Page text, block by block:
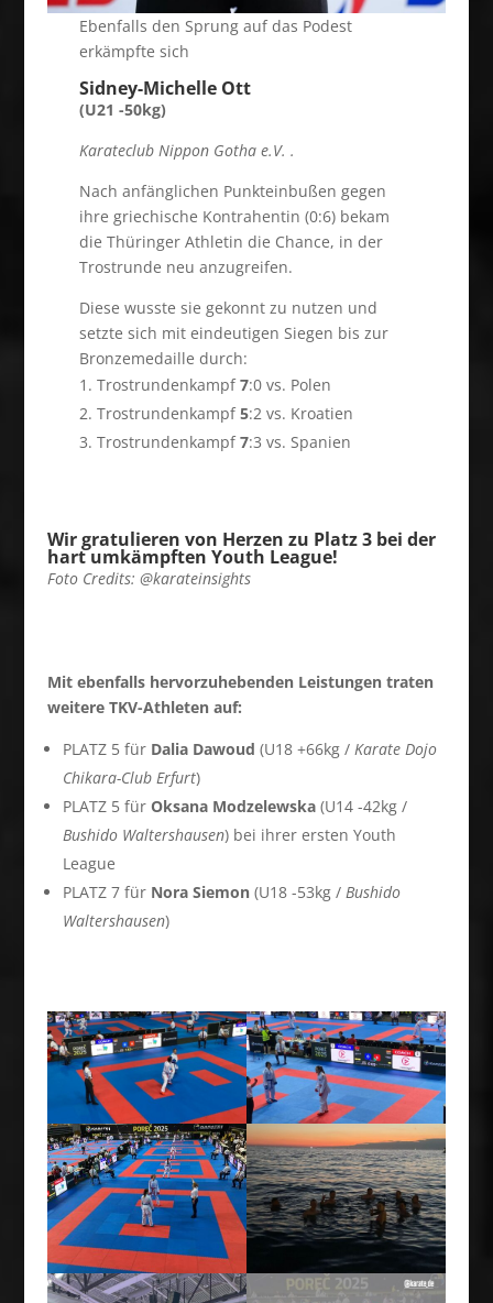
Ebenfalls den Sprung auf das Podest
erkämpfte sich
Sidney-Michelle Ott
(U21 -50kg)
Karateclub Nippon Gotha e.V. .
Nach anfänglichen Punkteinbußen gegen
ihre griechische Kontrahentin (0:6) bekam
die Thüringer Athletin die Chance, in der
Trostrunde neu anzugreifen.
Diese wusste sie gekonnt zu nutzen und
setzte sich mit eindeutigen Siegen bis zur
Bronzemedaille durch:
Trostrundenkampf7:0 vs. Polen
Trostrundenkampf5:2 vs. Kroatien
Trostrundenkampf7:3 vs. Spanien
Wir gratulieren von Herzen zu Platz 3 bei der
hart umkämpften Youth League!
Foto Credits: @karateinsights
Mit ebenfalls hervorzuhebenden Leistungen traten
weitere TKV-Athleten auf:
PLATZ 5 für Dalia Dawoud (U18 +66kg / Karate Dojo
Chikara-Club Erfurt)
PLATZ 5 für Oksana Modzelewska(U14 -42kg /
Bushido Waltershausen) bei ihrer ersten Youth
League
PLATZ 7 für Nora Siemon(U18 -53kg / Bushido
Waltershausen)